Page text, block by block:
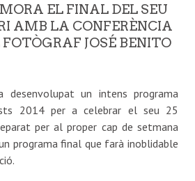
EL FINAL DEL SEU
AMB LA CONFERÈNCIA
JOSÉ BENITO
desenvolupat un intens programa
2014 per a celebrar el seu 25
per al proper cap de setmana
programa final que farà inoblidable